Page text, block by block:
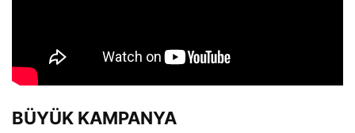
BÜYÜK KAMPANYA